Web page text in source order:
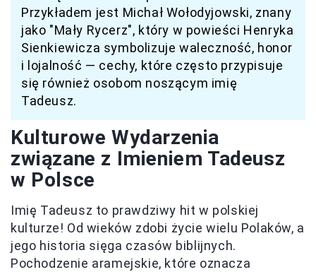
Przykładem jest Michał Wołodyjowski, znany
jako "Mały Rycerz", który w powieści Henryka
Sienkiewicza symbolizuje waleczność, honor
i lojalność — cechy, które często przypisuje
się również osobom noszącym imię
Tadeusz.
Kulturowe Wydarzenia
związane z Imieniem Tadeusz
w Polsce
Imię Tadeusz to prawdziwy hit w polskiej
kulturze! Od wieków zdobi życie wielu Polaków, a
jego historia sięga czasów biblijnych.
Pochodzenie aramejskie, które oznacza